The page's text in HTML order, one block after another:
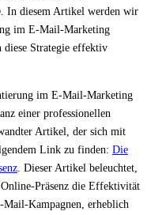
In diesem Artikel werden wir
im E-Mail-Marketing
diese Strategie effektiv
im E-Mail-Marketing
einer professionellen
Artikel, der sich mit
Link zu finden: Die
. Dieser Artikel beleuchtet,
Präsenz die Effektivität
Kampagnen, erheblich